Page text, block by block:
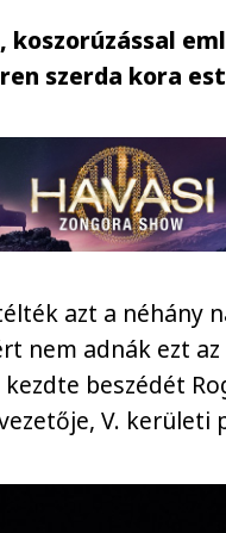
koszorúzással
szerda kora
azt a néhány
nem adnák ezt
beszédét
V. kerületi